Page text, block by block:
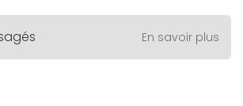
En savoir plus